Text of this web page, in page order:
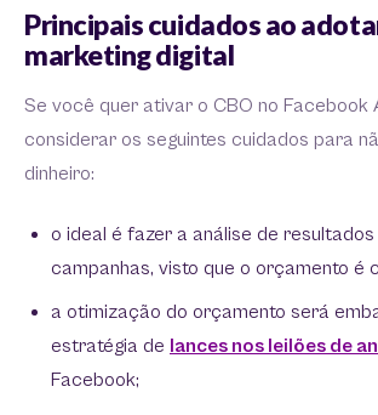
Principais cuidados ao
marketing digital
Se você quer ativar o CBO no Facebook
considerar os seguintes cuidados para
dinheiro:
o ideal é fazer a análise de
campanhas, visto que o orçamento é
a otimização do orçamento será
estratégia de lances nos leilões de
Facebook;